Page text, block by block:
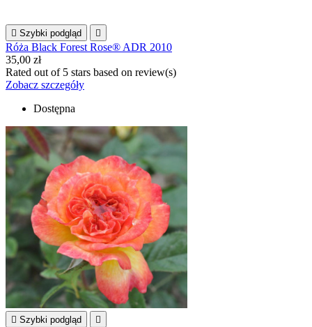
 Szybki podgląd 
Róża Black Forest Rose® ADR 2010
35,00 zł
Rated out of 5 stars based on review(s)
Zobacz szczegóły
Dostępna
 Szybki podgląd 